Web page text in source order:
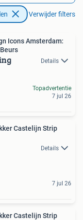
Verwijder filters
Icons Amsterdam:
Details
Topadvertentie
7 jul 26
Castelijn Strip
Details
7 jul 26
Castelijn Strip